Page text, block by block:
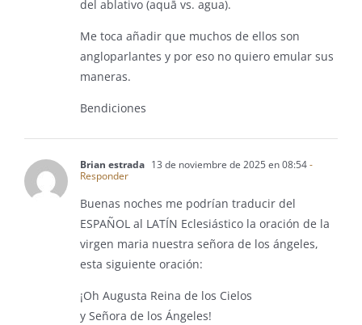
del ablativo (aquā vs. agua).
Me toca añadir que muchos de ellos son
angloparlantes y por eso no quiero emular sus
maneras.
Bendiciones
Brian estrada 13 de noviembre de 2025 en 08:54-
Responder
Buenas noches me podrían traducir del
ESPAÑOL al LATÍN Eclesiástico la oración de la
virgen maria nuestra señora de los ángeles,
esta siguiente oración:
¡Oh Augusta Reina de los Cielos
y Señora de los Ángeles!